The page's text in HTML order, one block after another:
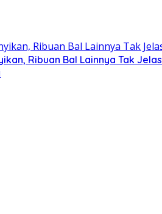
Ribuan Bal Lainnya Tak Jelas